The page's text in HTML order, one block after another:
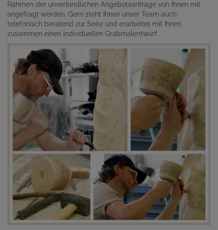
Rahmen der unverbindlichen Angebotsanfrage von Ihnen mit
angefragt werden. Gern steht Ihnen unser Team auch
telefonisch beratend zur Seite und erarbeitet mit Ihnen
zusammen einen individuellen Grabmalentwurf.